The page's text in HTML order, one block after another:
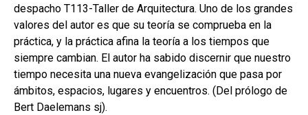
despacho T113-Taller de Arquitectura. Uno de los grandes
valores del autor es que su teoría se comprueba en la
práctica, y la práctica afina la teoría a los tiempos que
siempre cambian. El autor ha sabido discernir que nuestro
tiempo necesita una nueva evangelización que pasa por
ámbitos, espacios, lugares y encuentros. (Del prólogo de
Bert Daelemans sj).